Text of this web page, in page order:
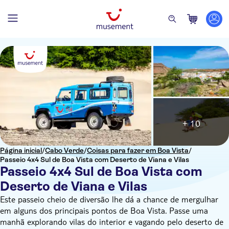
Página inicial/Cabo Verde/Coisas para fazer em Boa Vista/
Passeio 4x4 Sul de Boa Vista com Deserto de Viana e Vilas
Passeio 4x4 Sul de Boa Vista com
Deserto de Viana e Vilas
+ 10
Este passeio cheio de diversão lhe dá a chance de mergulhar
em alguns dos principais pontos de Boa Vista. Passe uma
manhã explorando vilas do interior e vagando pelo deserto de